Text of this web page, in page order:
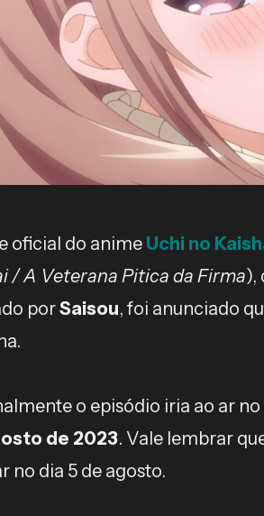
oficial do anime Uchi no
/ A Veterana Pitica da Firma),
porSaisou, foi anunciado
o episódio iria ao ar
de 2023. Vale lembrar
no dia 5 de agosto.